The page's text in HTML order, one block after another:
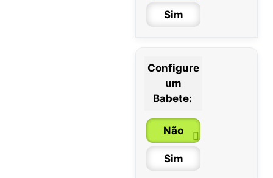
Sim
Configure
um
Babete:
Não
Sim